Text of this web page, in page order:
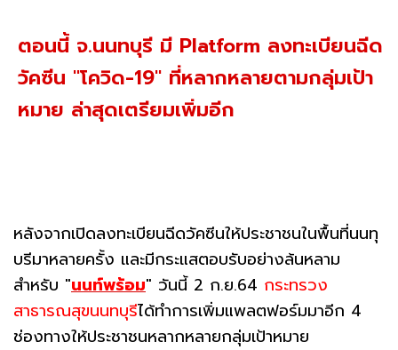
ตอนนี้ จ.นนทบุรี มี Platform ลงทะเบียนฉีด
วัคซีน "โควิด-19" ที่หลากหลายตามกลุ่มเป้า
หมาย ล่าสุดเตรียมเพิ่มอีก
หลังจากเปิดลงทะเบียนฉีดวัคซีนให้ประชาชนในพื้นที่นนทุ
บรีมาหลายครั้ง และมีกระแสตอบรับอย่างล้นหลาม
สำหรับ "นนท์พร้อม" วันนี้ 2 ก.ย.64 กระทรวง
สาธารณสุขนนทบุรีได้ทำการเพิ่มแพลตฟอร์มมาอีก 4
ช่องทางให้ประชาชนหลากหลายกลุ่มเป้าหมาย